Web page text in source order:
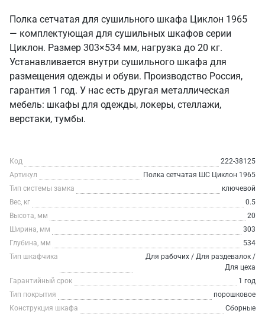
Полка сетчатая для сушильного шкафа Циклон 1965
— комплектующая для сушильных шкафов серии
Циклон. Размер 303×534 мм, нагрузка до 20 кг.
Устанавливается внутри сушильного шкафа для
размещения одежды и обуви. Производство Россия,
гарантия 1 год. У нас есть другая металлическая
мебель: шкафы для одежды, локеры, стеллажи,
верстаки, тумбы.
Код
222-38125
Артикул
Полка сетчатая ШС Циклон 1965
Тип системы замка
ключевой
Вес, кг
0.5
Высота, мм
20
Ширина, мм
303
Глубина, мм
534
Тип шкафчика
Для рабочих / Для раздевалок /
Для цеха
Гарантийный срок
1 год
Тип покрытия
порошковое
Конструкция шкафа
Сборные